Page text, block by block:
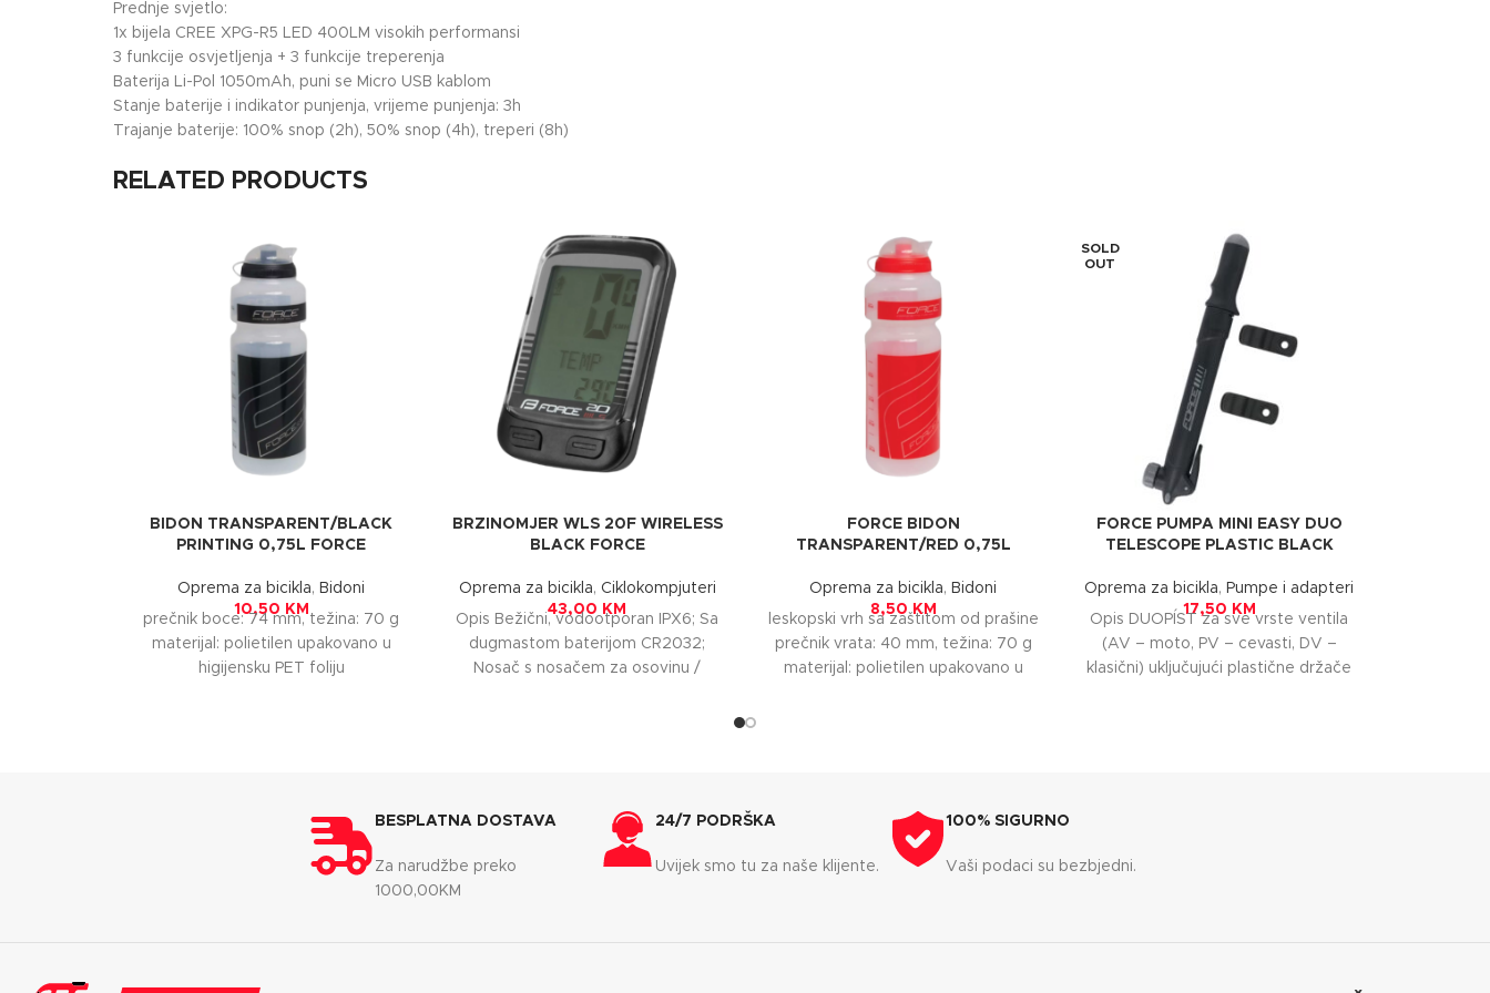
Prednje svjetlo:
1x bijela CREE XPG-R5 LED 400LM visokih performansi
3 funkcije osvjetljenja + 3 funkcije treperenja
Baterija Li-Pol 1050mAh, puni se Micro USB kablom
Stanje baterije i indikator punjenja, vrijeme punjenja: 3h
Trajanje baterije: 100% snop (2h), 50% snop (4h), treperi (8h)
RELATED PRODUCTS
BIDON TRANSPARENT/BLACK
PRINTING 0,75L FORCE
Oprema za bicikla, Bidoni
10,50 KM
prečnik boce: 74 mm, težina: 70 g
materijal: polietilen upakovano u
higijensku PET foliju
BRZINOMJER WLS 20F WIRELESS
BLACK FORCE
Oprema za bicikla, Ciklokompjuteri
43,00 KM
Opis Bežični, vodootporan IPX6; Sa
dugmastom baterijom CR2032;
Nosač s nosačem za osovinu /
FORCE BIDON
TRANSPARENT/RED 0,75L
Oprema za bicikla, Bidoni
8,50KM
leskopski vrh sa zaštitom od prašine
prečnik vrata: 40 mm, težina: 70 g
materijal: polietilen upakovano u
SOLD
OUT
FORCE PUMPA MINI EASY DUO
TELESCOPE PLASTIC BLACK
Oprema za bicikla, Pumpe i adapteri
17,50 KM
Opis DUOPÍST za sve vrste ventila
(AV – moto, PV – cevasti, DV –
klasični) uključujući plastične držače
BESPLATNA DOSTAVA
Za narudžbe preko
1000,00KM
24/7 PODRŠKA
Uvijek smo tu za naše klijente.
100% SIGURNO
Vaši podaci su bezbjedni.